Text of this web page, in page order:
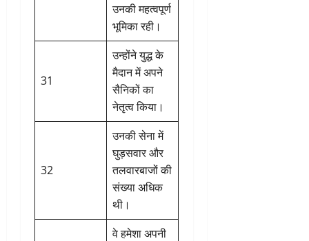
उनकी महत्वपूर्ण
भूमिका रही।
31
उन्होंने युद्ध के
मैदान में अपने
सैनिकों का
नेतृत्व किया।
32
उनकी सेना में
घुड़सवार और
तलवारबाजों की
संख्या अधिक
थी।
वे हमेशा अपनी